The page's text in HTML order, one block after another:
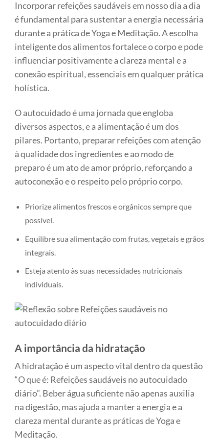
Incorporar refeições saudáveis em nosso dia a dia
é fundamental para sustentar a energia necessária
durante a prática de Yoga e Meditação. A escolha
inteligente dos alimentos fortalece o corpo e pode
influenciar positivamente a clareza mental e a
conexão espiritual, essenciais em qualquer prática
holística.
O autocuidado é uma jornada que engloba
diversos aspectos, e a alimentação é um dos
pilares. Portanto, preparar refeições com atenção
à qualidade dos ingredientes e ao modo de
preparo é um ato de amor próprio, reforçando a
autoconexão e o respeito pelo próprio corpo.
Priorize alimentos frescos e orgânicos sempre que
possível.
Equilibre sua alimentação com frutas, vegetais e grãos
integrais.
Esteja atento às suas necessidades nutricionais
individuais.
A importância da hidratação
A hidratação é um aspecto vital dentro da questão
“O que é: Refeições saudáveis no autocuidado
diário”. Beber água suficiente não apenas auxilia
na digestão, mas ajuda a manter a energia e a
clareza mental durante as práticas de Yoga e
Meditação.